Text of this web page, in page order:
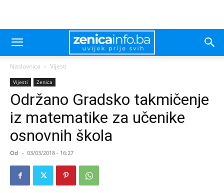
Naslovnica Vijesti
Vijesti Zenica
Održano Gradsko takmičenje
iz matematike za učenike
osnovnih škola
Od - 03/03/2018 - 16:27